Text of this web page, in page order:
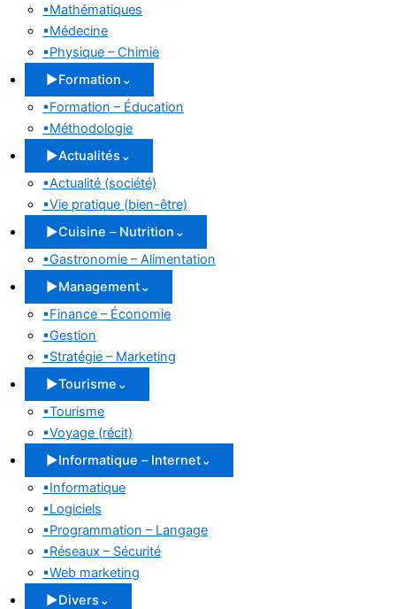
▪Mathématiques
▪Médecine
▪Physique – Chimie
▶Formation ⌄
▪Formation – Éducation
▪Méthodologie
▶Actualités ⌄
▪Actualité (société)
▪Vie pratique (bien-être)
▶Cuisine – Nutrition ⌄
▪Gastronomie – Alimentation
▶Management⌄
▪Finance – Économie
▪Gestion
▪Stratégie – Marketing
▶Tourisme ⌄
▪Tourisme
▪Voyage (récit)
▶Informatique – Internet⌄
▪Informatique
▪Logiciels
▪Programmation – Langage
▪Réseaux – Sécurité
▪Web marketing
▶Divers ⌄